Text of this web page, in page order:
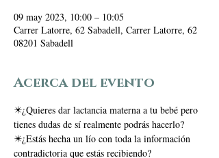
09 may 2023, 10:00 – 10:05
Carrer Latorre, 62 Sabadell, Carrer Latorre, 62
08201 Sabadell
Acerca del evento
✴️¿Quieres dar lactancia materna a tu bebé pero
tienes dudas de sí realmente podrás hacerlo?
✴️¿Estás hecha un lío con toda la información
contradictoria que estás recibiendo?